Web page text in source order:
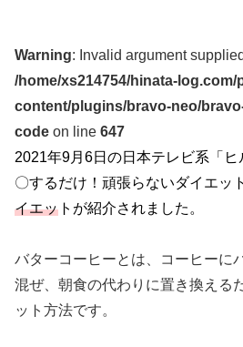
Warning: Invalid argument
/home/xs214754/hinata-
content/plugins/bravo-neo/
code on line 647
2021年9月6日の日本テレビ系「
〇するだけ！頑張らないダイエット
イエッ トが紹介されました。
バターコーヒーとは、コーヒーに
混ぜ、朝食の代わりに置き換える
ット方法です。